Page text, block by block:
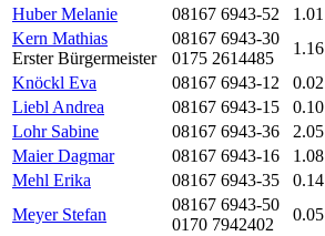
Huber Melanie
08167 6943-52 1.01
Kern Mathias
Erster Bürgermeister
08167 6943-30
0175 2614485
1.16
Knöckl Eva
08167 6943-12 0.02
Liebl Andrea
08167 6943-15 0.10
Lohr Sabine
08167 6943-36 2.05
Maier Dagmar
08167 6943-16 1.08
Mehl Erika
08167 6943-35 0.14
Meyer Stefan
08167 6943-50
0170 7942402
0.05